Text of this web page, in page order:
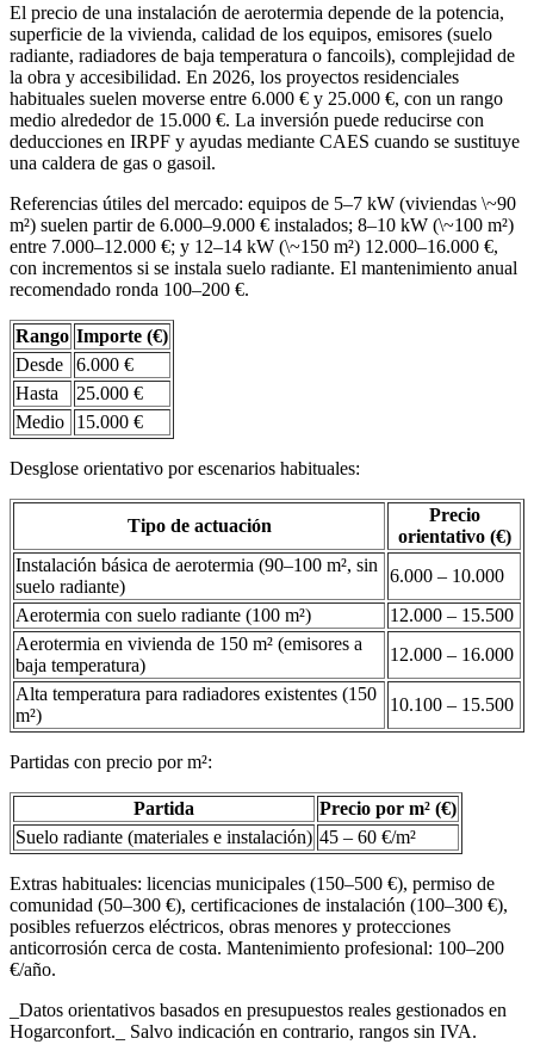
El precio de una instalación de aerotermia depende de la potencia,
superficie de la vivienda, calidad de los equipos, emisores (suelo
radiante, radiadores de baja temperatura o fancoils), complejidad de
la obra y accesibilidad. En 2026, los proyectos residenciales
habituales suelen moverse entre 6.000 € y 25.000 €, con un rango
medio alrededor de 15.000 €. La inversión puede reducirse con
deducciones en IRPF y ayudas mediante CAES cuando se sustituye
una caldera de gas o gasoil.
Referencias útiles del mercado: equipos de 5–7 kW (viviendas \~90
m²) suelen partir de 6.000–9.000 € instalados; 8–10 kW (\~100 m²)
entre 7.000–12.000 €; y 12–14 kW (\~150 m²) 12.000–16.000 €,
con incrementos si se instala suelo radiante. El mantenimiento anual
recomendado ronda 100–200 €.
Rango Importe (€)
Desde
6.000 €
Hasta
25.000 €
Medio
15.000 €
Desglose orientativo por escenarios habituales:
Tipo de actuación
Precio
orientativo (€)
Instalación básica de aerotermia (90–100 m², sin
suelo radiante)
6.000 – 10.000
Aerotermia con suelo radiante (100 m²)
12.000 – 15.500
Aerotermia en vivienda de 150 m² (emisores a
baja temperatura)
12.000 – 16.000
Alta temperatura para radiadores existentes (150
m²)
10.100 – 15.500
Partidas con precio por m²:
Partida
Precio por m² (€)
Suelo radiante (materiales e instalación) 45 – 60 €/m²
Extras habituales: licencias municipales (150–500 €), permiso de
comunidad (50–300 €), certificaciones de instalación (100–300 €),
posibles refuerzos eléctricos, obras menores y protecciones
anticorrosión cerca de costa. Mantenimiento profesional: 100–200
€/año.
_Datos orientativos basados en presupuestos reales gestionados en
Hogarconfort._ Salvo indicación en contrario, rangos sin IVA.